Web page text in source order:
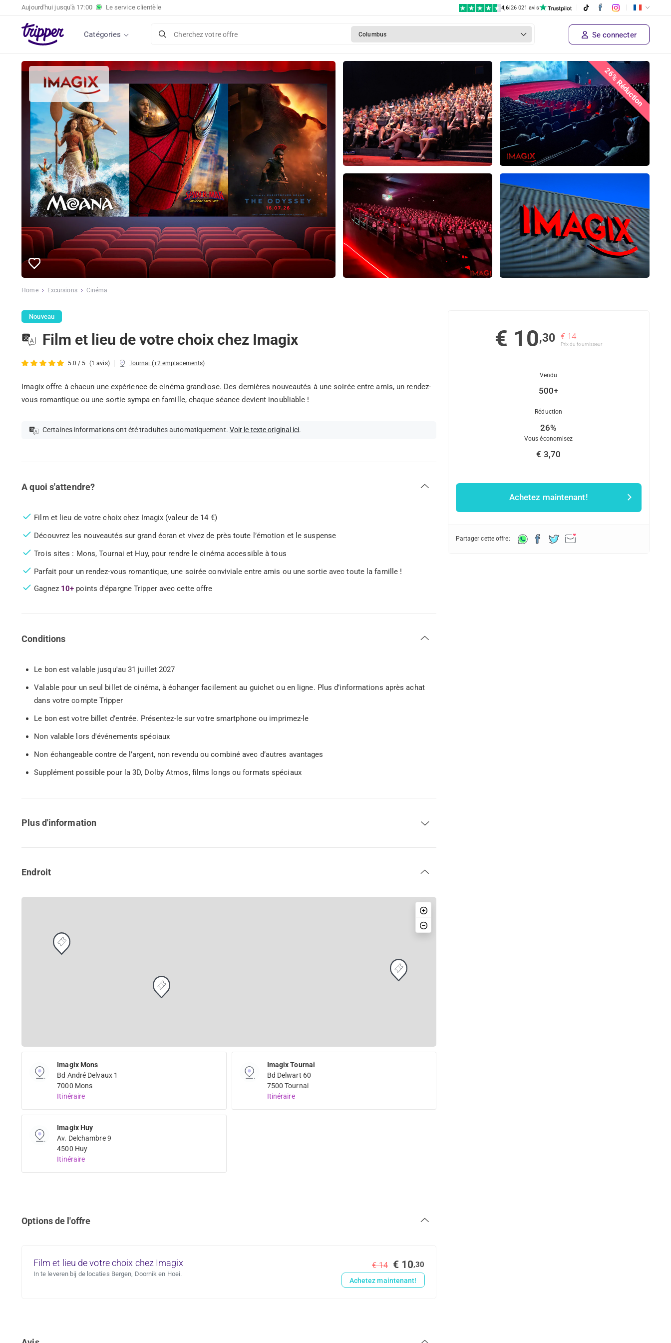
Aujourd'hui jusqu'à 17:00 Le service clientèle 4,6|26 021 avis
Catégories Cherchez votre offre Columbus Se connecter
26% Réduction
Home Excursions Cinéma
Nouveau
Film et lieu de votre choix chez Imagix
5.0 / 5 (1 avis) | Tournai (+2 emplacements)
Imagix offre à chacun une expérience de cinéma grandiose. Des dernières nouveautés à une soirée entre amis, un rendez-
vous romantique ou une sortie sympa en famille, chaque séance devient inoubliable !
Certaines informations ont été traduites automatiquement. Voir le texte original ici.
A quoi s'attendre?
Film et lieu de votre choix chez Imagix (valeur de 14 €)
Découvrez les nouveautés sur grand écran et vivez de près toute l’émotion et le suspense
Trois sites : Mons, Tournai et Huy, pour rendre le cinéma accessible à tous
Parfait pour un rendez-vous romantique, une soirée conviviale entre amis ou une sortie avec toute la famille !
Gagnez 10+ points d'épargne Tripper avec cette offre
Conditions
Le bon est valable jusqu'au 31 juillet 2027
Valable pour un seul billet de cinéma, à échanger facilement au guichet ou en ligne. Plus d’informations après achat
dans votre compte Tripper
Le bon est votre billet d’entrée. Présentez-le sur votre smartphone ou imprimez-le
Non valable lors d'événements spéciaux
Non échangeable contre de l’argent, non revendu ou combiné avec d’autres avantages
Supplément possible pour la 3D, Dolby Atmos, films longs ou formats spéciaux
Plus d'information
Endroit
Imagix Mons
Bd André Delvaux 1
7000 Mons
Itinéraire
Imagix Tournai
Bd Delwart 60
7500 Tournai
Itinéraire
Imagix Huy
Av. Delchambre 9
4500 Huy
Itinéraire
Options de l'offre
Film et lieu de votre choix chez Imagix
In te leveren bij de locaties Bergen, Doornik en Hoei.
€ 14 € 10,30
Achetez maintenant!
€ 10,30 € 14
Prix ​​du fournisseur
Vendu
500+
Réduction
26%
Vous économisez
€ 3,70
Achetez maintenant!
Partager cette offre: